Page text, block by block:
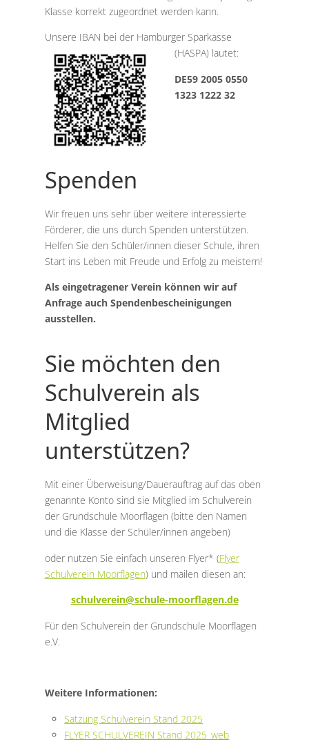
Klasse korrekt zugeordnet werden kann.
Unsere IBAN bei der Hamburger Sparkasse
(HASPA) lautet:
DE59 2005 0550
1323 1222 32
Spenden
Wir freuen uns sehr über weitere interessierte
Förderer, die uns durch Spenden unterstützen.
Helfen Sie den Schüler/innen dieser Schule, ihren
Start ins Leben mit Freude und Erfolg zu meistern!
Als eingetragener Verein können wir auf
Anfrage auch Spendenbescheinigungen
ausstellen.
Sie möchten den
Schulverein als
Mitglied
unterstützen?
Mit einer Überweisung/Dauerauftrag auf das oben
genannte Konto sind sie Mitglied im Schulverein
der Grundschule Moorflagen (bitte den Namen
und die Klasse der Schüler/innen angeben)
oder nutzen Sie einfach unseren Flyer* (Flyer
Schulverein Moorflagen) und mailen diesen an:
schulverein@schule-moorflagen.de
Für den Schulverein der Grundschule Moorflagen
e.V.
Weitere Informationen:
Satzung Schulverein Stand 2025
FLYER SCHULVEREIN Stand 2025_web